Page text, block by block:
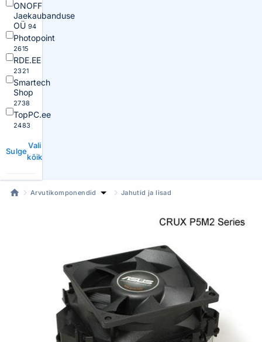
ONOFF
Jaekaubanduse
OÜ 94
Photopoint
2615
RDE.EE
2321
Smartech
Shop
2738
TopPC.ee
2483
Sulge
Vali
kõik
Arvutikomponendid Jahutid ja lisad